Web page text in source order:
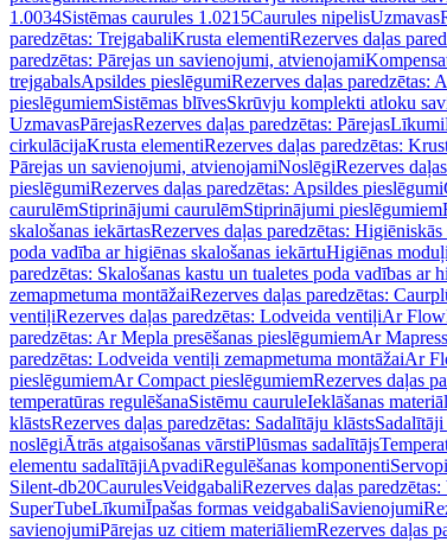
1.0034Sistēmas caurules 1.0215Caurules nipelisUzmavas
paredzētas: TrejgabaliKrusta elementiRezerves daļas
paredzētas: Pārejas un savienojumi, atvienojami
trejgabalsApsildes pieslēgumiRezerves daļas paredzētas:
pieslēgumiemSistēmas blīvesSkrūvju komplekti atloku
UzmavasPārejasRezerves daļas paredzētas: PārejasLīkumi
cirkulācijaKrusta elementiRezerves daļas paredzētas:
Pārejas un savienojumi, atvienojamiNoslēgiRezerves
pieslēgumiRezerves daļas paredzētas: Apsildes pieslēgumi
caurulēmStiprinājumi caurulēmStiprinājumi pieslēgumiem
skalošanas iekārtasRezerves daļas paredzētas: Higiēniskās
poda vadība ar higiēnas skalošanas iekārtuHigiēnas moduļi
paredzētas: Skalošanas kastu un tualetes poda vadības ar
zemapmetuma montāžaiRezerves daļas paredzētas:
ventiļiRezerves daļas paredzētas: Lodveida ventiļiAr
paredzētas: Ar Mepla presēšanas pieslēgumiemAr
paredzētas: Lodveida ventiļi zemapmetuma montāžaiAr
pieslēgumiemAr Compact pieslēgumiemRezerves daļas
temperatūras regulēšanaSistēmu cauruleIeklāšanas
klāstsRezerves daļas paredzētas: Sadalītāju klāsts
noslēgiĀtrās atgaisošanas vārstiPlūsmas sadalītājs
elementu sadalītājiApvadiRegulēšanas komponenti
Silent-db20CaurulesVeidgabaliRezerves daļas
SuperTubeLīkumiĪpašas formas veidgabaliSavienojumi
savienojumiPārejas uz citiem materiāliemRezerves daļas